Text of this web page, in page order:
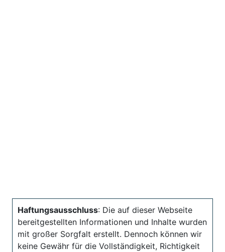
Haftungsausschluss: Die auf dieser Webseite
bereitgestellten Informationen und Inhalte wurden
mit großer Sorgfalt erstellt. Dennoch können wir
keine Gewähr für die Vollständigkeit, Richtigkeit